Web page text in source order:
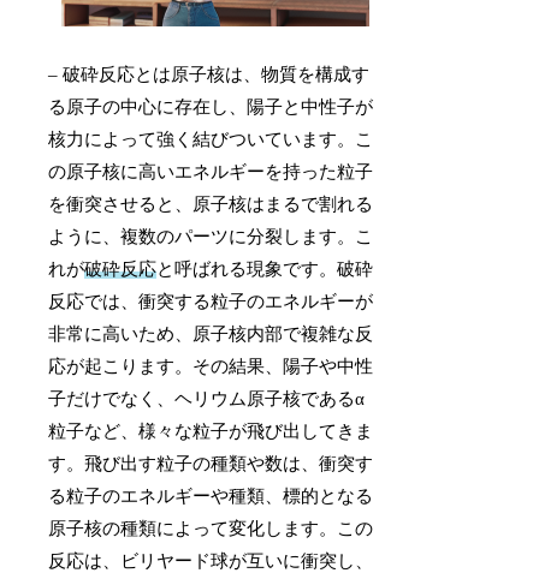
– 破砕反応とは原子核は、物質を構成す
る原子の中心に存在し、陽子と中性子が
核力によって強く結びついています。こ
の原子核に高いエネルギーを持った粒子
を衝突させると、原子核はまるで割れる
ように、複数のパーツに分裂します。こ
れが破砕反応と呼ばれる現象です。破砕
反応では、衝突する粒子のエネルギーが
非常に高いため、原子核内部で複雑な反
応が起こります。その結果、陽子や中性
子だけでなく、ヘリウム原子核であるα
粒子など、様々な粒子が飛び出してきま
す。飛び出す粒子の種類や数は、衝突す
る粒子のエネルギーや種類、標的となる
原子核の種類によって変化します。この
反応は、ビリヤード球が互いに衝突し、